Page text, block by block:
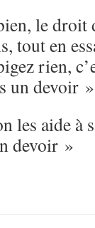
le droit
tout en
rien,
un devoir »
les aide à
devoir »